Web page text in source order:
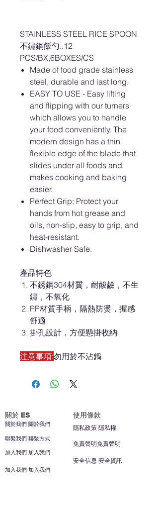
STAINLESS STEEL RICE SPOON
不鏽鋼飯勺..12
PCS/BX,6BOXES/CS
Made of food grade stainless
steel, durable and last long.
EASY TO USE - Easy lifting
and flipping with our turners
which allows you to handle
your food conveniently. The
modern design has a thin
flexible edge of the blade that
slides under all foods and
makes cooking and baking
easier.
Perfect Grip: Protect your
hands from hot grease and
oils, non-slip, easy to grip, and
heat-resistant.
Dishwasher Safe.
產品特色
不銹鋼304材質，耐酸鹼，不生
鏽，不氧化
PP材質手柄，隔熱防燙，握感
舒適
掛孔設計，方便懸掛收納
注意事項:勿用於不沾鍋
關於 ES 使用條款
聯繫我們 聯繫方式
加入我們 加入我們
關於我們 關於我們
加入我們 加入我們
安全信息 安全資訊
免責聲明免責聲明
隱私政策 隱私權